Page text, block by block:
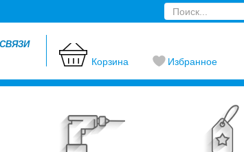
Корзина Избранное